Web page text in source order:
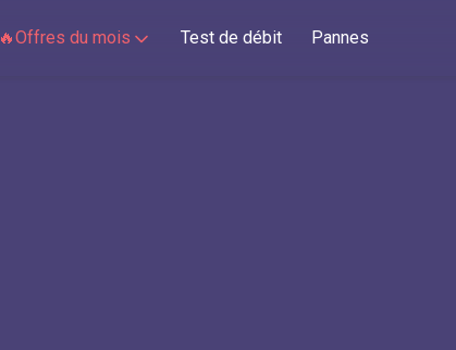
🔥Offres du mois Test de débit Pannes